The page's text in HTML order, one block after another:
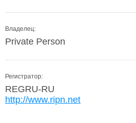
Владелец:
Private Person
Регистратор:
REGRU-RU
http://www.ripn.net